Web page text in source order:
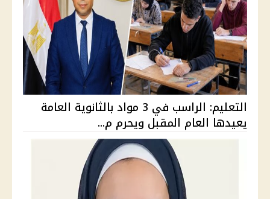
التعليم: الراسب في 3 مواد بالثانوية العامة
يعيدها العام المقبل ويحرم م...